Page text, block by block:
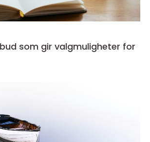
som gir valgmuligheter for